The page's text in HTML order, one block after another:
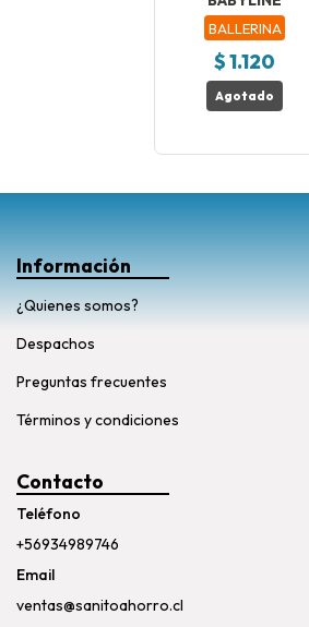
BALLERINA
$ 1.120
Agotado
Información
¿Quienes somos?
Despachos
Preguntas frecuentes
Términos y condiciones
Contacto
Teléfono
+56934989746
Email
ventas@sanitoahorro.cl